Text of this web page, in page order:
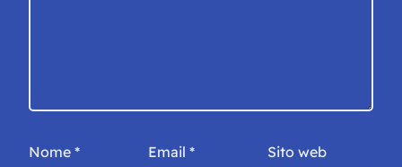
Nome * Email * Sito web